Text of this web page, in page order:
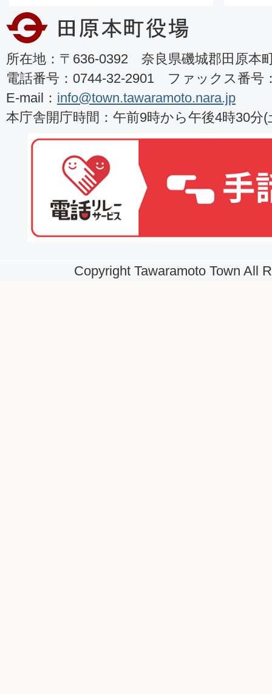
所在地：〒636-0392 奈良県磯城郡田原本
電話番号：0744-32-2901 ファックス番号
E-mail： info@town.tawaramoto.nara.jp
本庁舎開庁時間：午前9時から午後4時30分
Copyright Tawaramoto Town All